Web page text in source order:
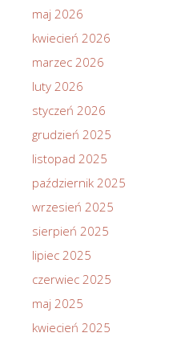
maj 2026
kwiecień 2026
marzec 2026
luty 2026
styczeń 2026
grudzień 2025
listopad 2025
październik 2025
wrzesień 2025
sierpień 2025
lipiec 2025
czerwiec 2025
maj 2025
kwiecień 2025